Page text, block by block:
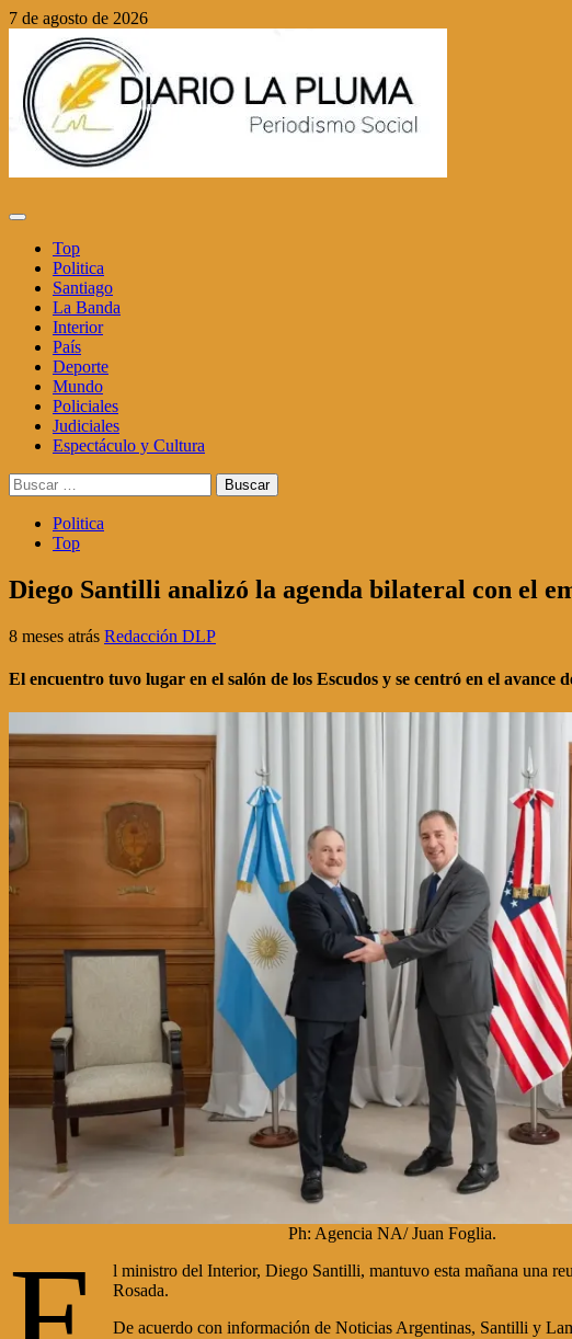
Saltar
contenido
7 de agosto de 2026
Menú
principalTop
Politica
Santiago
La Banda
Interior
País
Deporte
Mundo
Policiales
Judiciales
Espectáculo y Cultura
Buscar:
Politica
Top
Diego Santilli analizó la agenda bilateral con el
8 meses atrás Redacción DLP
El encuentro tuvo lugar en el salón de los Escudos y se centró en el
Ph: Agencia NA/ Juan Foglia.
l ministro del Interior, Diego Santilli, mantuvo esta mañana una
Rosada.
De acuerdo con información de Noticias Argentinas, Santilli y